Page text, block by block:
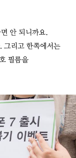
안 되니까요.
그리고 한쪽에서는
필름을